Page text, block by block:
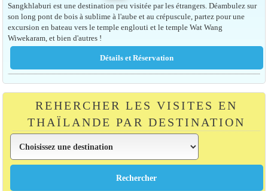
Sangkhlaburi est une destination peu visitée par les étrangers. Déambulez sur
son long pont de bois à sublime à l'aube et au crépuscule, partez pour une
excursion en bateau vers le temple englouti et le temple Wat Wang
Wiwekaram, et bien d'autres !
REHERCHER LES VISITES EN
THAÏLANDE PAR DESTINATION